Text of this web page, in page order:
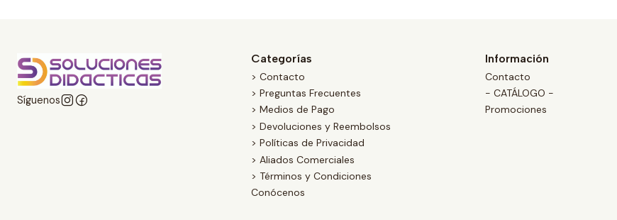
Síguenos
Categorías
> Contacto
> Preguntas Frecuentes
> Medios de Pago
> Devoluciones y Reembolsos
> Políticas de Privacidad
> Aliados Comerciales
> Términos y Condiciones
Conócenos
Información
Contacto
- CATÁLOGO -
Promociones